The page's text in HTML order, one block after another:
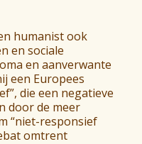
humanist ook
en sociale
en aanverwante
een Europees
die een negatieve
door de meer
“niet-responsief
omtrent